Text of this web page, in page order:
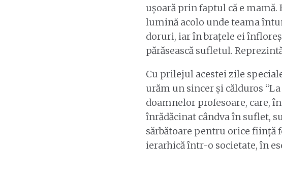
ușoară prin faptul că e mamă.
lumină acolo unde teama
doruri, iar în brațele ei
părăsească sufletul.
Cu prilejul acestei zile
urăm un sincer și călduros
doamnelor profesoare, care,
înrădăcinat cândva în suflet,
sărbătoare pentru orice ființă
ierarhică într-o societate, în